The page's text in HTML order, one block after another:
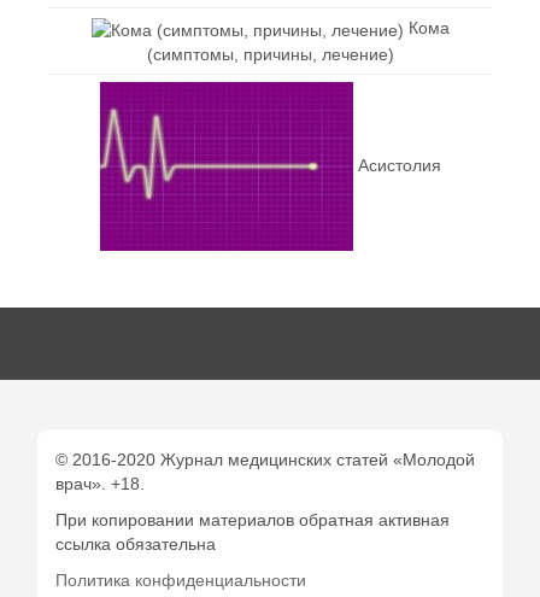
Кома
(симптомы, причины, лечение)
Асистолия
© 2016-2020 Журнал медицинских статей «Молодой
врач». +18.
При копировании материалов обратная активная
ссылка обязательна
Политика конфиденциальности